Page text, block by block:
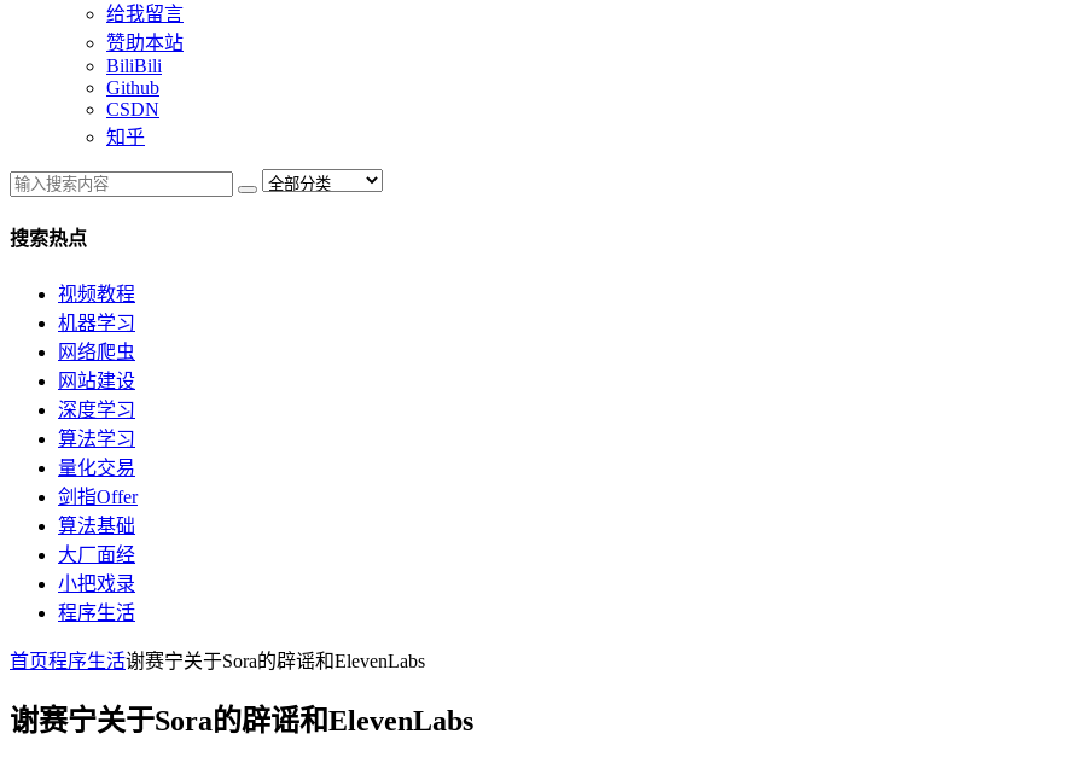
给我留言
赞助本站
BiliBili
Github
CSDN
知乎
搜索热点
视频教程
机器学习
网络爬虫
网站建设
深度学习
算法学习
量化交易
剑指Offer
算法基础
大厂面经
小把戏录
程序生活
首页程序生活谢赛宁关于Sora的辟谣和ElevenLabs
谢赛宁关于Sora的辟谣和ElevenLabs